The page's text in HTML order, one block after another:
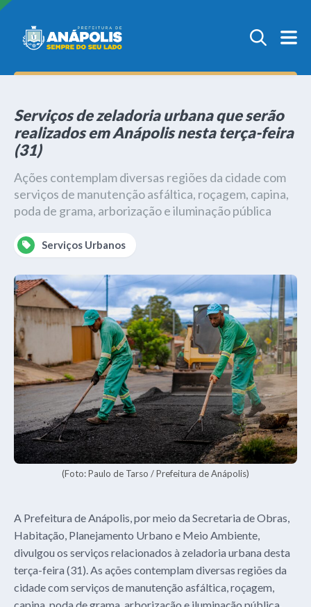
Serviços de zeladoria urbana que serão
realizados em Anápolis nesta terça-feira
(31)
Ações contemplam diversas regiões da cidade com
serviços de manutenção asfáltica, roçagem, capina,
poda de grama, arborização e iluminação pública
Serviços Urbanos
(Foto: Paulo de Tarso / Prefeitura de Anápolis)
A Prefeitura de Anápolis, por meio da Secretaria de Obras,
Habitação, Planejamento Urbano e Meio Ambiente,
divulgou os serviços relacionados à zeladoria urbana desta
terça-feira (31). As ações contemplam diversas regiões da
cidade com serviços de manutenção asfáltica, roçagem,